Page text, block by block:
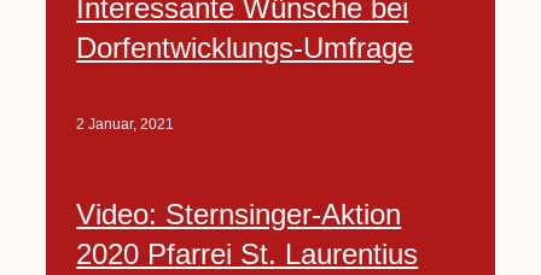
Interessante Wünsche bei
Dorfentwicklungs-Umfrage
2 Januar, 2021
Video: Sternsinger-Aktion
2020 Pfarrei St. Laurentius